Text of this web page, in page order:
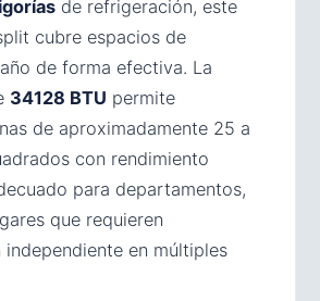
de refrigeración, este
cubre espacios de
de forma efectiva. La
34128 BTU permite
de aproximadamente 25 a
con rendimiento
para departamentos,
que requieren
en múltiples